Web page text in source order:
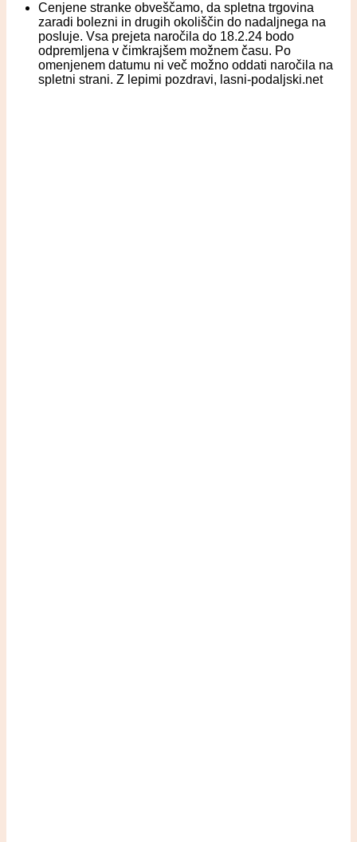
Cenjene stranke obveščamo, da spletna trgovina
zaradi bolezni in drugih okoliščin do nadaljnega na
posluje. Vsa prejeta naročila do 18.2.24 bodo
odpremljena v čimkrajšem možnem času. Po
omenjenem datumu ni več možno oddati naročila na
spletni strani. Z lepimi pozdravi, lasni-podaljski.net